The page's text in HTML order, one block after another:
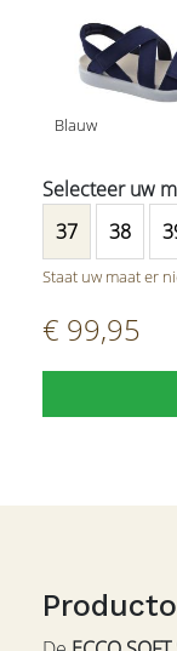
Blauw
37 38
Staat uw maat er
€ 99,95